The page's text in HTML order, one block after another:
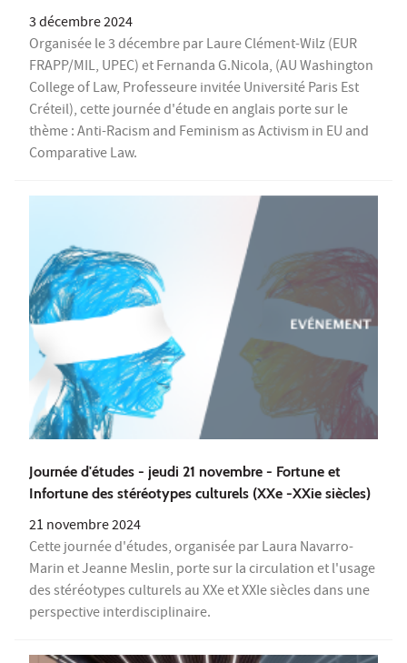
3 décembre 2024
Organisée le 3 décembre par Laure Clément-Wilz (EUR
FRAPP/MIL, UPEC) et Fernanda G.Nicola, (AU Washington
College of Law, Professeure invitée Université Paris Est
Créteil), cette journée d'étude en anglais porte sur le
thème : Anti-Racism and Feminism as Activism in EU and
Comparative Law.
Journée d'études - jeudi 21 novembre - Fortune et
Infortune des stéréotypes culturels (XXe -XXie siècles)
21 novembre 2024
Cette journée d'études, organisée par Laura Navarro-
Marin et Jeanne Meslin, porte sur la circulation et l'usage
des stéréotypes culturels au XXe et XXIe siècles dans une
perspective interdisciplinaire.